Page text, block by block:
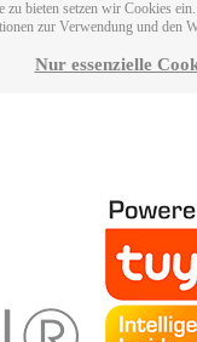
zu bieten setzen wir Cookies
zur Verwendung und den
Nur essenzielle